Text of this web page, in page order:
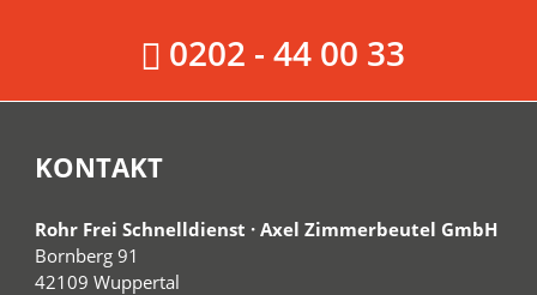
0202 - 44 00 33
KONTAKT
Rohr Frei Schnelldienst · Axel Zimmerbeutel GmbH
Bornberg 91
42109 Wuppertal